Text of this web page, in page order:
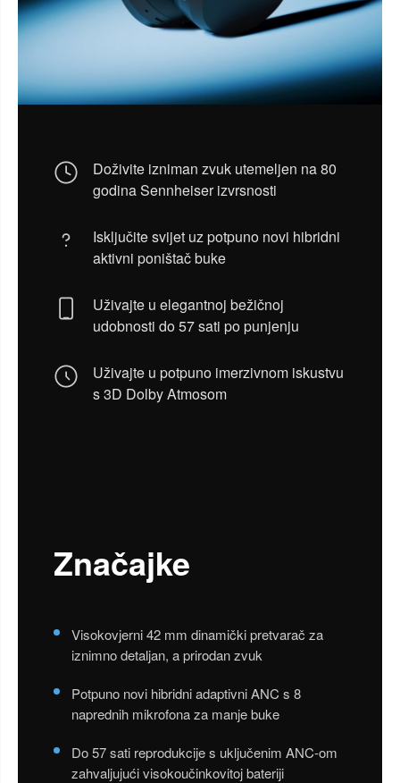
Doživite izniman zvuk utemeljen na 80
godina Sennheiser izvrsnosti
Isključite svijet uz potpuno novi hibridni
aktivni poništač buke
Uživajte u elegantnoj bežičnoj
udobnosti do 57 sati po punjenju
Uživajte u potpuno imerzivnom iskustvu
s 3D Dolby Atmosom
Značajke
Visokovjerni 42 mm dinamički pretvarač za
iznimno detaljan, a prirodan zvuk
Potpuno novi hibridni adaptivni ANC s 8
naprednih mikrofona za manje buke
Do 57 sati reprodukcije s uključenim ANC-om
zahvaljujući visokoučinkovitoj bateriji